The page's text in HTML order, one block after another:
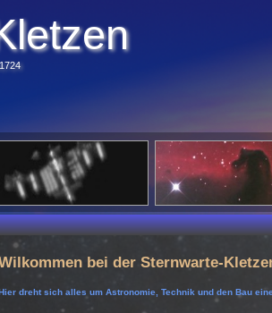
bei der Sternwarte-
dreht sich alles um Astronomie, Technik und den Bau